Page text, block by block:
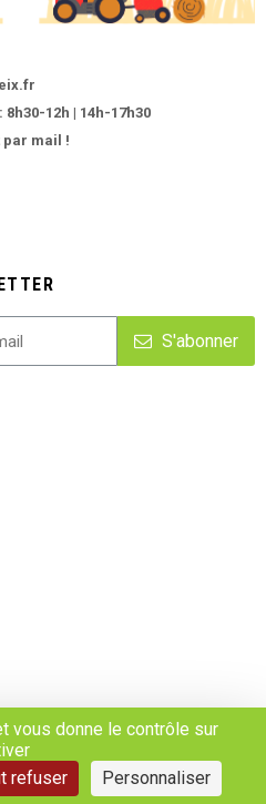
12h | 14h-17h30
mail !
S'abonner
vous donne le contrôle sur
refuser Personnaliser